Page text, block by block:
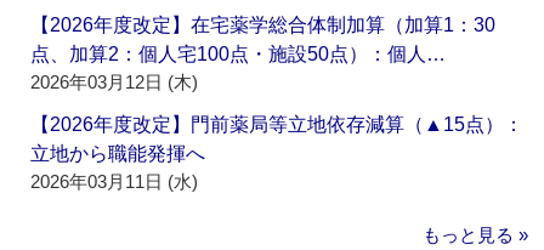
【2026年度改定】在宅薬学総合体制加算（加算1：30
点、加算2：個人宅100点・施設50点）：個人…
2026年03月12日 (木)
【2026年度改定】門前薬局等立地依存減算（▲15点）：
立地から職能発揮へ
2026年03月11日 (水)
もっと見る »